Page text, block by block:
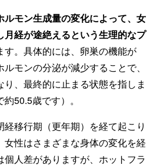
ルモン生成量の変化によって、女
月経が途絶えるという生理的なプ
す。具体的には、卵巣の機能が
モンの分泌が減少することで、
り、最終的に止まる状態を指しま
50.5歳です）。
移行期（更年期）を経て起こり
女性はさまざまな身体の変化を経
人差がありますが、ホットフラ